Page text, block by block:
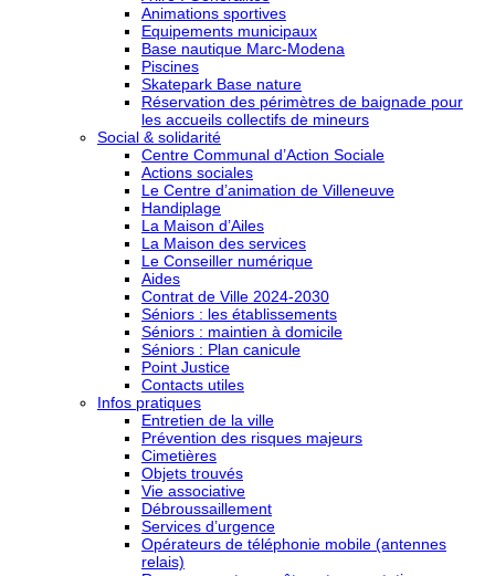
Animations sportives
Equipements municipaux
Base nautique Marc-Modena
Piscines
Skatepark Base nature
Réservation des périmètres de baignade pour
les accueils collectifs de mineurs
Social & solidarité
Centre Communal d’Action Sociale
Actions sociales
Le Centre d’animation de Villeneuve
Handiplage
La Maison d’Ailes
La Maison des services
Le Conseiller numérique
Aides
Contrat de Ville 2024-2030
Séniors : les établissements
Séniors : maintien à domicile
Séniors : Plan canicule
Point Justice
Contacts utiles
Infos pratiques
Entretien de la ville
Prévention des risques majeurs
Cimetières
Objets trouvés
Vie associative
Débroussaillement
Services d’urgence
Opérateurs de téléphonie mobile (antennes
relais)